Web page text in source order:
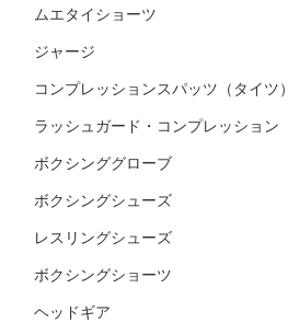
ムエタイショーツ
ジャージ
コンプレッションスパッツ（タイツ）
ラッシュガード・コンプレッション
ボクシンググローブ
ボクシングシューズ
レスリングシューズ
ボクシングショーツ
ヘッドギア